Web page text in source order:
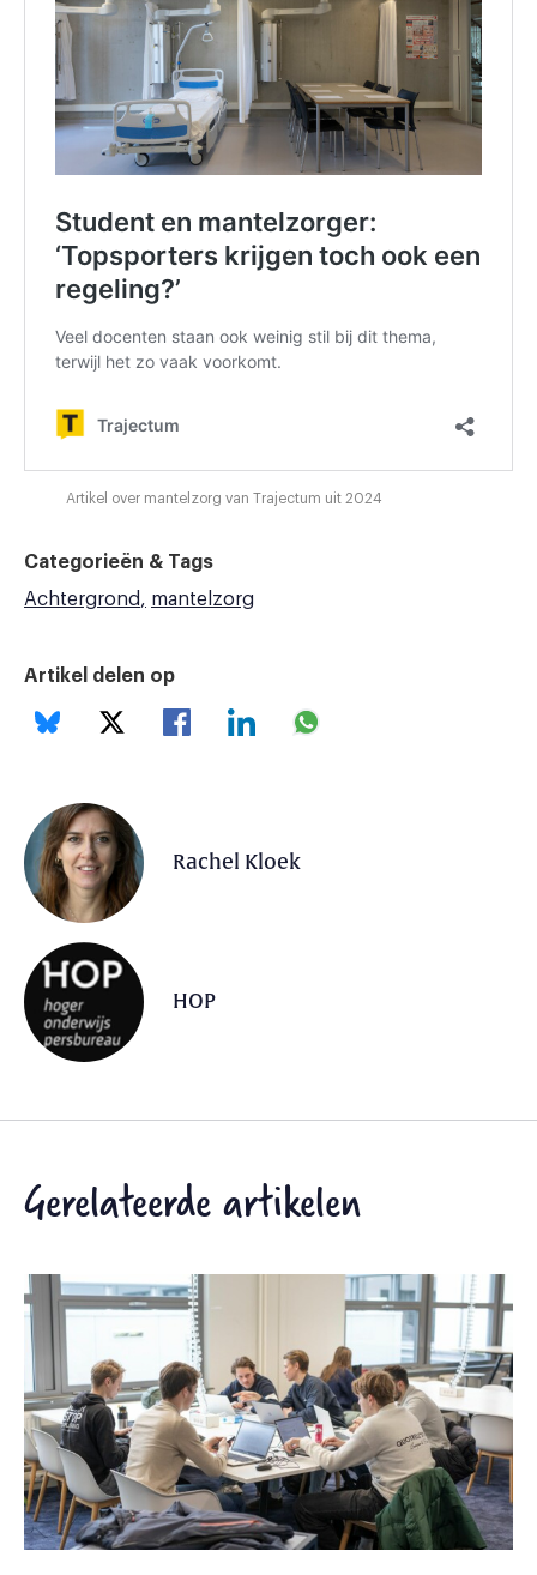
Artikel over mantelzorg van Trajectum uit 2024
Categorieën & Tags
Achtergrond
mantelzorg
Artikel delen op
Rachel Kloek
HOP
Gerelateerde artikelen